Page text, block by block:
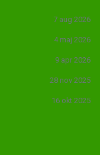
7 aug 2026
4 maj 2026
9 apr 2026
28 nov 2025
16 okt 2025